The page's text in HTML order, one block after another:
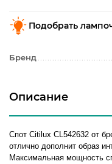
Подобрать
Бренд
Описание
Спот Citilux CL542632 от
отлично дополнит образ
Максимальная мощность
НОВОГОДНИЕ